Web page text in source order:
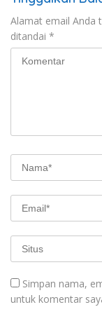
Alamat email Anda
ditandai *
Simpan nama,
untuk komentar